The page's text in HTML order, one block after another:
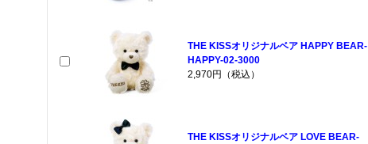
THE KISSオリジナルベア HAPPY BEAR-
HAPPY-02-3000
2,970円（税込）
THE KISSオリジナルベア LOVE BEAR-